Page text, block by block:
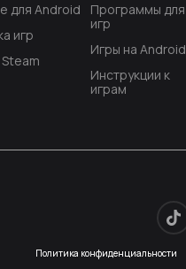
для Android
игр
Программы для
игр
Игры на Android
Инструкции к
играм
Политика конфиденциальности